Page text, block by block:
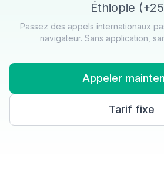
Éthiopie
Passez des appels internationaux
navigateur. Sans application,
Appeler
Tarif fixe